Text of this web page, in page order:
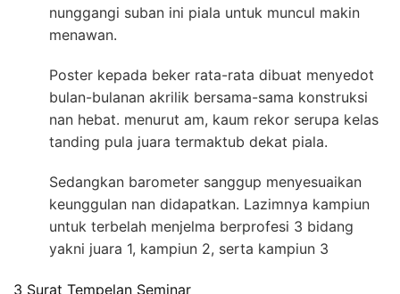
nunggangi suban ini piala untuk muncul makin
menawan.
Poster kepada beker rata-rata dibuat menyedot
bulan-bulanan akrilik bersama-sama konstruksi
nan hebat. menurut am, kaum rekor serupa kelas
tanding pula juara termaktub dekat piala.
Sedangkan barometer sanggup menyesuaikan
keunggulan nan didapatkan. Lazimnya kampiun
untuk terbelah menjelma berprofesi 3 bidang
yakni juara 1, kampiun 2, serta kampiun 3
3 Surat Tempelan Seminar